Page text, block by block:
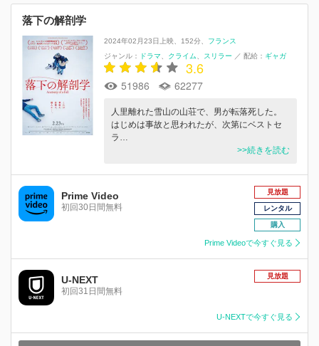
落下の解剖学
2024年02月23日上映 152分
フランス
ジャンル：
ドラマ クライム スリラー ／ 配給： ギャガ
3.6
51986 62277
⼈⾥離れた雪⼭の⼭荘で、男が転落死した。
はじめは事故と思われたが、次第にベストセ
ラ…
>>続きを読む
Prime Video
初回30日間無料
見放題
レンタル
購入
Prime Videoで今すぐ見る
U-NEXT
初回31日間無料
見放題
U-NEXTで今すぐ見る